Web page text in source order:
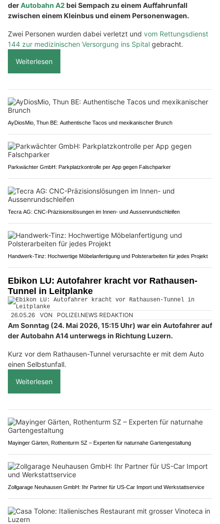
derAutobahn A2 bei Sempach zu einem Auffahrunfall
zwischen einem Kleinbus und einem Personenwagen.
Zwei Personen wurden dabei verletzt und vom Rettungsdienst
144 zur medizinischen Versorgung ins Spital gebracht.
Weiterlesen
AyDiosMio, Thun BE: Authentische Tacos und mexikanischer Brunch
Parkwächter GmbH: Parkplatzkontrolle per App gegen Falschparker
Tecra AG: CNC-Präzisionslösungen im Innen- und Aussenrundschleifen
Handwerk-Tinz: Hochwertige Möbelanfertigung und Polsterarbeiten für jedes Projekt
Ebikon LU: Autofahrer kracht vor Rathausen-
Tunnel in Leitplanke
26.05.26 VON POLIZEI.NEWS REDAKTION
Am Sonntag (24. Mai 2026, 15:15 Uhr) war ein Autofahrer auf
der Autobahn A14 unterwegs in Richtung Luzern.
Kurz vor dem Rathausen-Tunnel verursachte er mit dem Auto
einen Selbstunfall.
Weiterlesen
Mayinger Gärten, Rothenturm SZ – Experten für naturnahe Gartengestaltung
Zollgarage Neuhausen GmbH: Ihr Partner für US-Car Import und Werkstattservice